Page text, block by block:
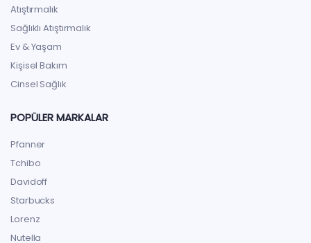
Atıştırmalık
Sağlıklı Atıştırmalık
Ev & Yaşam
Kişisel Bakım
Cinsel Sağlık
POPÜLER MARKALAR
Pfanner
Tchibo
Davidoff
Starbucks
Lorenz
Nutella